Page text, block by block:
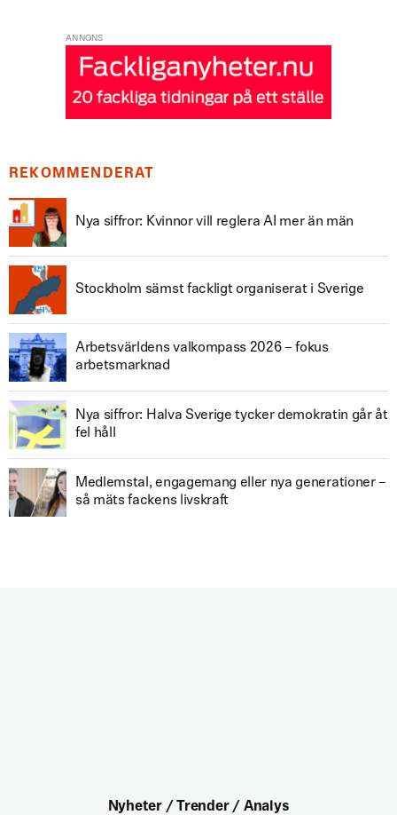
ANNONS
REKOMMENDERAT
Nya siffror: Kvinnor vill reglera AI mer än män
Stockholm sämst fackligt organiserat i Sverige
Arbetsvärldens valkompass 2026 – fokus
arbetsmarknad
Nya siffror: Halva Sverige tycker demokratin går åt
fel håll
Medlemstal, engagemang eller nya generationer –
så mäts fackens livskraft
Nyheter / Trender / Analys